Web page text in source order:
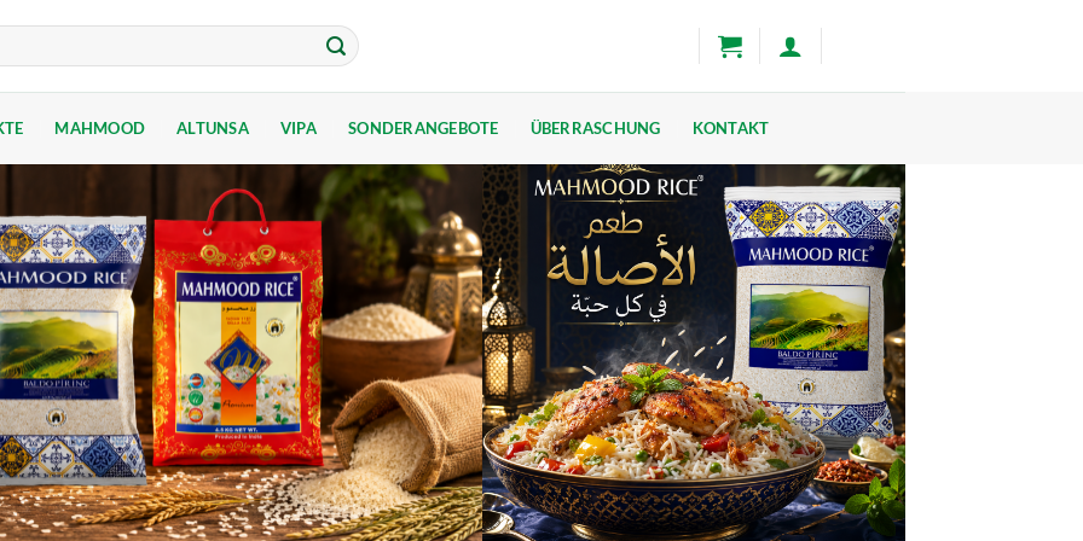
MAHMOOD ALTUNSA VIPA SONDERANGEBOTE ÜBERRASCHUNG KONTAKT